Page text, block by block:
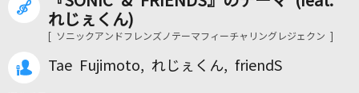
カラオケ検索
カラオケ店舗検索
れじぇくん)
[ ソニックアンドフレンズノテーマフィーチャリングレジェクン ]
Tae Fujimoto, れじぇくん, friendS